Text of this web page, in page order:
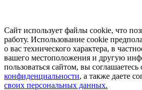
Сайт использует файлы cookie, что
работу. Использование cookie
о вас технического характера, в
вашего местоположения и другую
пользоваться сайтом, вы соглашаетесь
конфиденциальности, а также даете
своих персональных данных.